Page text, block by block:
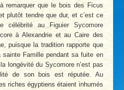
remarquer que le bois des Ficus
plutôt tendre que dur, et c’est ce
célébrité au Figuier Sycomore
à Alexandrie et au Caire des
puisque la tradition rapporte que
sainte Famille pendant sa fuite en
longévité du Sycomore n’est pas
de son bois est réputée. Au
riches égyptiens étaient inhumés